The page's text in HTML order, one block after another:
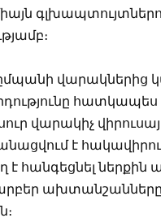
վարակներից
վարակիչ
է
է հանգեցնել